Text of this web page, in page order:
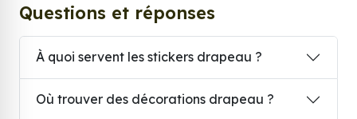
Questions et réponses
À quoi servent les stickers drapeau ?
Où trouver des décorations drapeau ?